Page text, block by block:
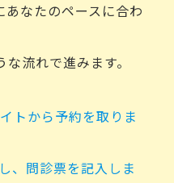
なたのペースに合わ
流れで進みます。
トから予約を取りま
、問診票を記入しま